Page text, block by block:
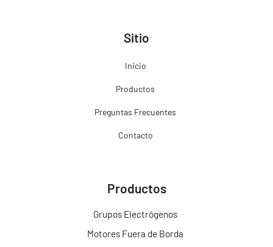
Sitio
Inicio
Productos
Preguntas Frecuentes
Contacto
Productos
Grupos Electrógenos
Motores Fuera de Borda